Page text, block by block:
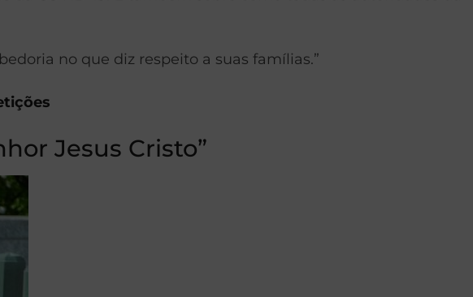
no que diz respeito a suas famílias.”
Jesus Cristo”